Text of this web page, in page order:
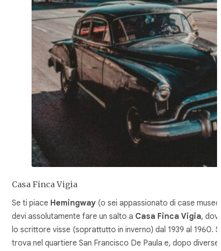
Casa Finca Vigia
Se ti piace Hemingway (o sei appassionato di case
devi assolutamente fare un salto a Casa Finca Vigia,
lo scrittore visse (soprattutto in inverno) dal 1939 al 1960. Si
trova nel quartiere San Francisco De Paula e, dopo diverse